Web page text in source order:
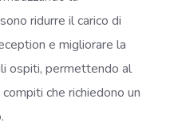
ridurre il carico di
e migliorare la
ospiti, permettendo al
che richiedono un